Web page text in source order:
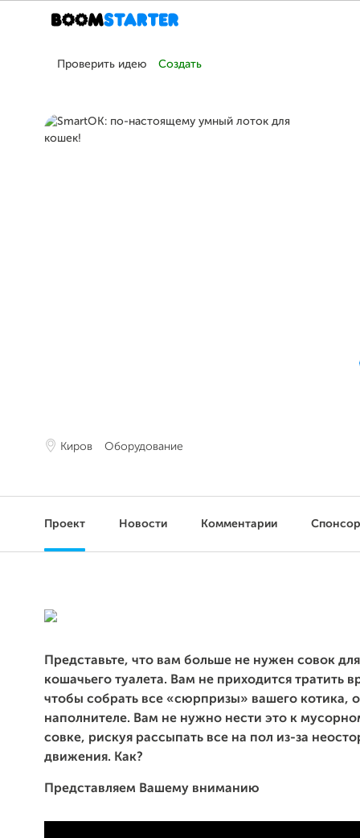
Проверить идею Создать
Киров Оборудование
Проект Новости Комментарии
Представьте, что вам больше не нужен совок
кошачьего туалета. Вам не приходится тратить
чтобы собрать все «сюрпризы» вашего котика,
наполнителе. Вам не нужно нести это к
совке, рискуя рассыпать все на пол из-за
движения. Как?
Представляем Вашему вниманию